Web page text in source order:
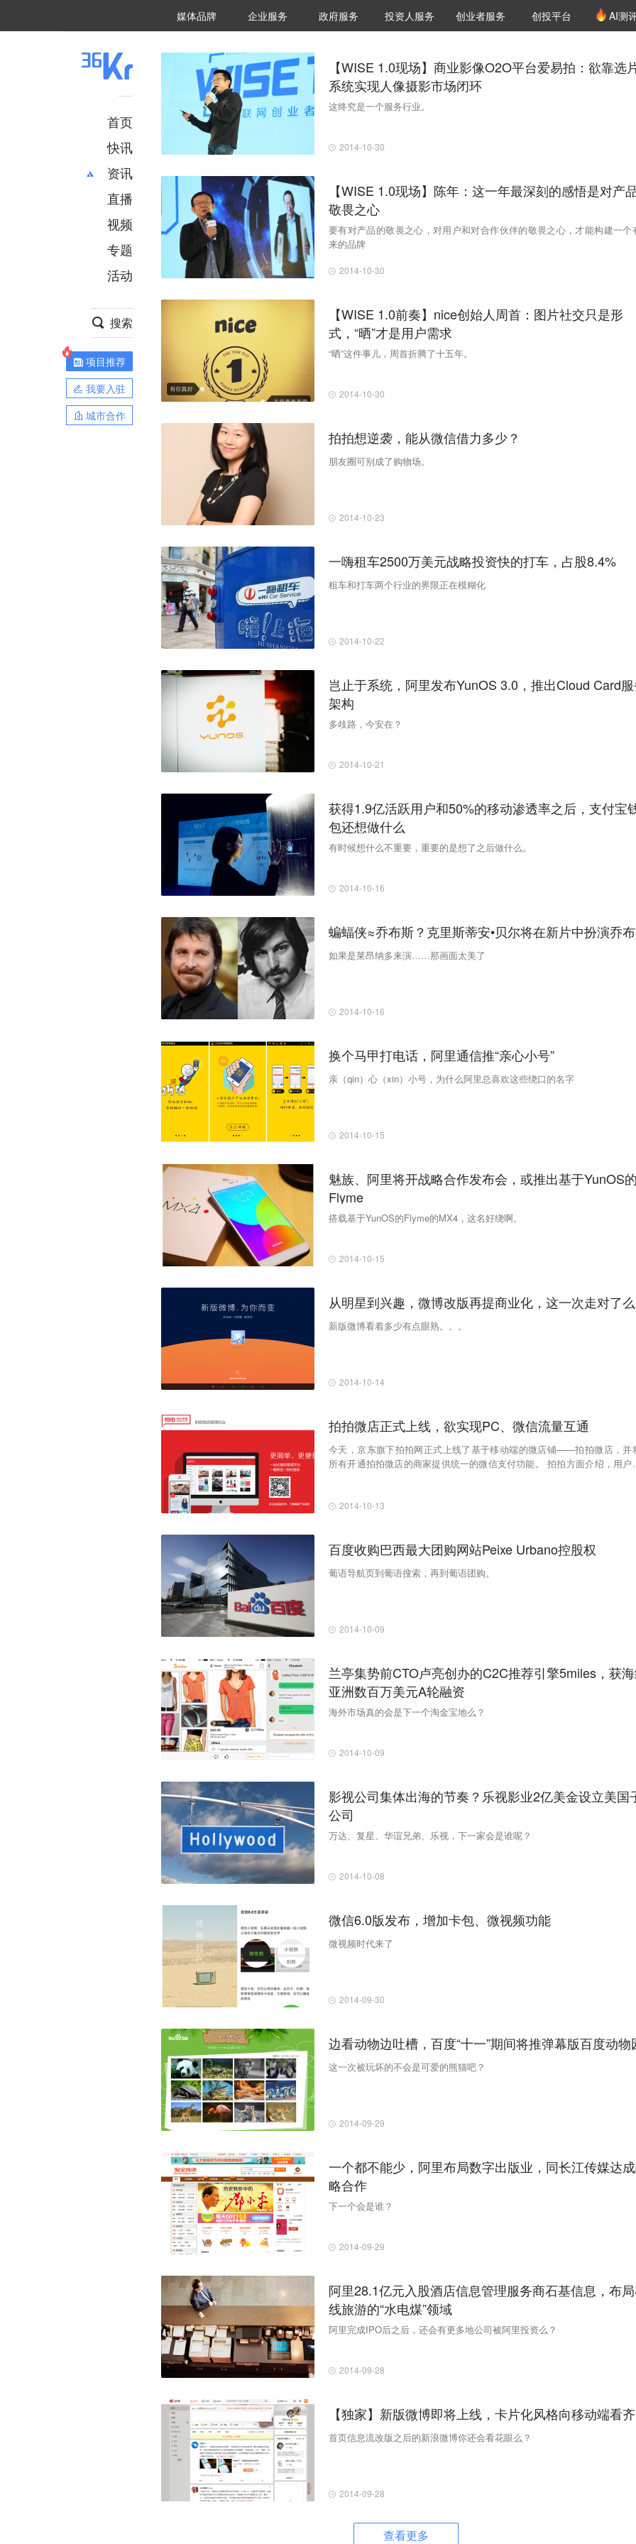
媒体品牌 36Kr研究院
企业服务 城市之窗
政府服务 VClub投资机构库
投资机构职位推介
投资人服务 创投氪堂
创业者服务 创投平台 AI测
首页
快讯
资讯
推荐
财经
项目推荐
安徽
直播
视频
专题
活动
搜索
项目推荐
我要入驻
城市合作
【WISE 1.0现场】商业影像O2O平台爱易拍：欲靠选
系统实现人像摄影市场闭环
这终究是一个服务行业。
2014-10-30
【WISE 1.0现场】陈年：这一年最深刻的感悟是对产
敬畏之心
要有对产品的敬畏之心，对用户和对合作伙伴的敬畏之心，才能构建一个
来的品牌
2014-10-30
【WISE 1.0前奏】nice创始人周首：图片社交只是形
式，“晒”才是用户需求
“晒”这件事儿，周首折腾了十五年。
2014-10-30
拍拍想逆袭，能从微信借力多少？
朋友圈可别成了购物场。
2014-10-23
一嗨租车2500万美元战略投资快的打车，占股8.4%
租车和打车两个行业的界限正在模糊化
2014-10-22
岂止于系统，阿里发布YunOS 3.0，推出Cloud Card
架构
多歧路，今安在？
2014-10-21
获得1.9亿活跃用户和50%的移动渗透率之后，支付宝
包还想做什么
有时候想什么不重要，重要的是想了之后做什么。
2014-10-16
蝙蝠侠≈乔布斯？克里斯蒂安•贝尔将在新片中扮演乔
如果是莱昂纳多来演……那画面太美了
2014-10-16
换个马甲打电话，阿里通信推“亲心小号”
亲（qin）心（xin）小号，为什么阿里总喜欢这些绕口的名字
2014-10-15
魅族、阿里将开战略合作发布会，或推出基于YunOS
Flyme
搭载基于YunOS的Flyme的MX4，这名好绕啊。
2014-10-15
从明星到兴趣，微博改版再提商业化，这一次走对了
新版微博看着多少有点眼熟。。。
2014-10-14
拍拍微店正式上线，欲实现PC、微信流量互通
今天，京东旗下拍拍网正式上线了基于移动端的微店铺——拍拍微店，并
所有开通拍拍微店的商家提供统一的微信支付功能。 拍拍方面介绍，用户可以
2014-10-13
百度收购巴西最大团购网站Peixe Urbano控股权
葡语导航页到葡语搜索，再到葡语团购。
2014-10-09
兰亭集势前CTO卢亮创办的C2C推荐引擎5miles，获
亚洲数百万美元A轮融资
海外市场真的会是下一个淘金宝地么？
2014-10-09
影视公司集体出海的节奏？乐视影业2亿美金设立美国
公司
万达、复星、华谊兄弟、乐视，下一家会是谁呢？
2014-10-08
微信6.0版发布，增加卡包、微视频功能
微视频时代来了
2014-09-30
边看动物边吐槽，百度“十一”期间将推弹幕版百度动物
这一次被玩坏的不会是可爱的熊猫吧？
2014-09-29
一个都不能少，阿里布局数字出版业，同长江传媒达
略合作
下一个会是谁？
2014-09-29
阿里28.1亿元入股酒店信息管理服务商石基信息，布
线旅游的“水电煤”领域
阿里完成IPO后之后，还会有更多地公司被阿里投资么？
2014-09-28
【独家】新版微博即将上线，卡片化风格向移动端看齐
首页信息流改版之后的新浪微博你还会看花眼么？
2014-09-28
查看更多